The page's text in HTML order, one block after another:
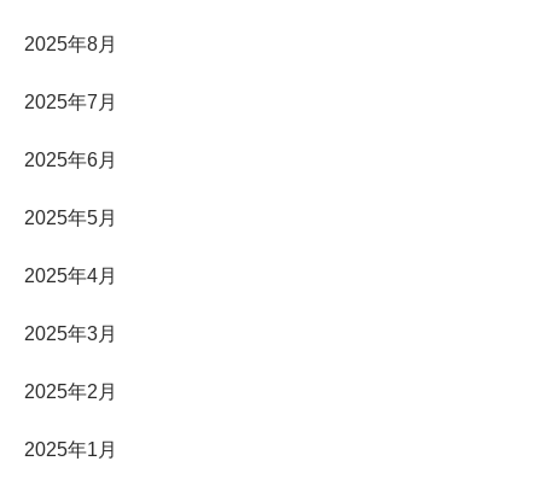
2025年8月
2025年7月
2025年6月
2025年5月
2025年4月
2025年3月
2025年2月
2025年1月